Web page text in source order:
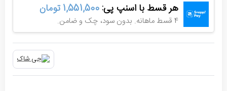
هر قسط با اسنپ پی:1,551,500 تومان
4 قسط ماهانه. بدون سود، چک و ضامن.